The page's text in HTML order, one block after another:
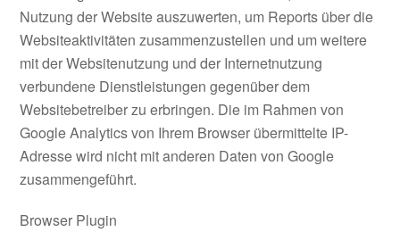
Nutzung der Website auszuwerten, um Reports über die
Websiteaktivitäten zusammenzustellen und um weitere
mit der Websitenutzung und der Internetnutzung
verbundene Dienstleistungen gegenüber dem
Websitebetreiber zu erbringen. Die im Rahmen von
Google Analytics von Ihrem Browser übermittelte IP-
Adresse wird nicht mit anderen Daten von Google
zusammengeführt.
Browser Plugin